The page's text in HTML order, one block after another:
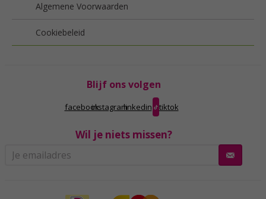
Algemene Voorwaarden
Cookiebeleid
Blijf ons volgen
facebookinstagramlinkedin tiktok
Wil je niets missen?